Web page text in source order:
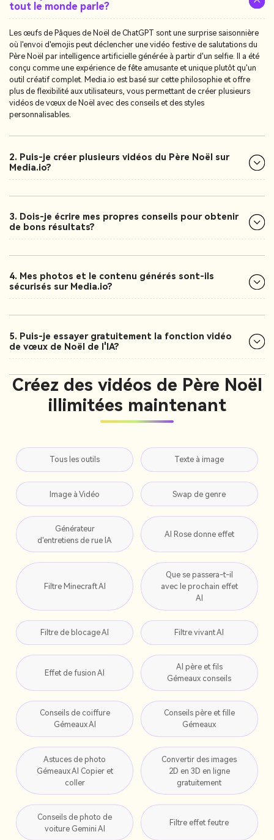
tout le monde parle?
Les œufs de Pâques de Noël de ChatGPT sont une surprise saisonnière
où l'envoi d'emojis peut déclencher une vidéo festive de salutations du
Père Noël par intelligence artificielle générée à partir d'un selfie. Il a été
conçu comme une expérience de fête amusante et unique plutôt qu'un
outil créatif complet. Media.io est basé sur cette philosophie et offre
plus de flexibilité aux utilisateurs, vous permettant de créer plusieurs
vidéos de vœux de Noël avec des conseils et des styles
personnalisables.
2. Puis-je créer plusieurs vidéos du Père Noël sur
Media.io?
3. Dois-je écrire mes propres conseils pour obtenir
de bons résultats?
4. Mes photos et le contenu générés sont-ils
sécurisés sur Media.io?
5. Puis-je essayer gratuitement la fonction vidéo
de vœux de Noël de l'IA?
Créez des vidéos de Père Noël
illimitées maintenant
Tous les outils Texte à image
Image à Vidéo Swap de genre
Générateur
d'entretiens de rue IA
AI Rose donne effet
Filtre Minecraft AI
Que se passera-t-il
avec le prochain effet
AI
Filtre de blocage AI Filtre vivant AI
Effet de fusion AI
AI père et fils
Gémeaux conseils
Conseils de coiffure
Gémeaux AI
Conseils père et fille
Gémeaux
Astuces de photo
Gémeaux AI Copier et
coller
Convertir des images
2D en 3D en ligne
gratuitement
Conseils de photo de
voiture Gemini AI
Filtre effet feutre